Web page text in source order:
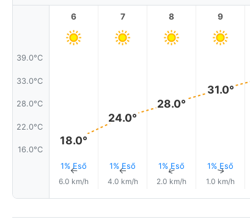
39.0°C
33.0°C
28.0°C
22.0°C
16.0°C
6
18.0°
1% Eső
↑
6.0 km/h
7
24.0°
1% Eső
↑
4.0 km/h
8
28.0°
1% Eső
↑
2.0 km/h
9
31.0°
1% Eső
↑
1.0 km/h